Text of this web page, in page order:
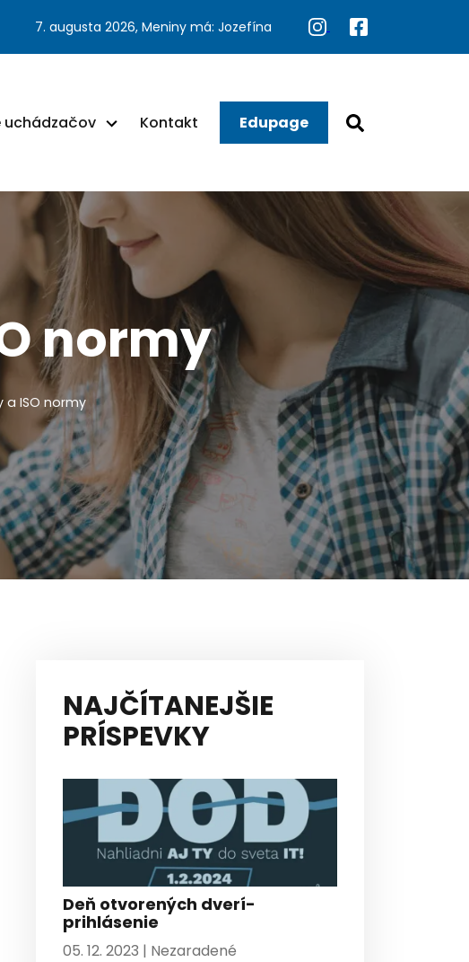
7. augusta 2026, Meniny má: Jozefína
uchádzačov Kontakt Edupage
normy
a ISO normy
NAJČÍTANEJŠIE
PRÍSPEVKY
Deň otvorených dverí-
prihlásenie
05. 12. 2023 | Nezaradené